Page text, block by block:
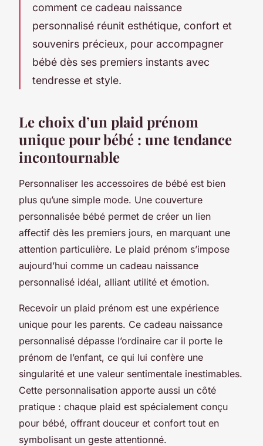
comment ce cadeau naissance
personnalisé réunit esthétique, confort et
souvenirs précieux, pour accompagner
bébé dès ses premiers instants avec
tendresse et style.
Le choix d’un plaid prénom
unique pour bébé : une tendance
incontournable
Personnaliser les accessoires de bébé est bien
plus qu’une simple mode. Une couverture
personnalisée bébé permet de créer un lien
affectif dès les premiers jours, en marquant une
attention particulière. Le plaid prénom s’impose
aujourd’hui comme un cadeau naissance
personnalisé idéal, alliant utilité et émotion.
Recevoir un plaid prénom est une expérience
unique pour les parents. Ce cadeau naissance
personnalisé dépasse l’ordinaire car il porte le
prénom de l’enfant, ce qui lui confère une
singularité et une valeur sentimentale inestimables.
Cette personnalisation apporte aussi un côté
pratique : chaque plaid est spécialement conçu
pour bébé, offrant douceur et confort tout en
symbolisant un geste attentionné.